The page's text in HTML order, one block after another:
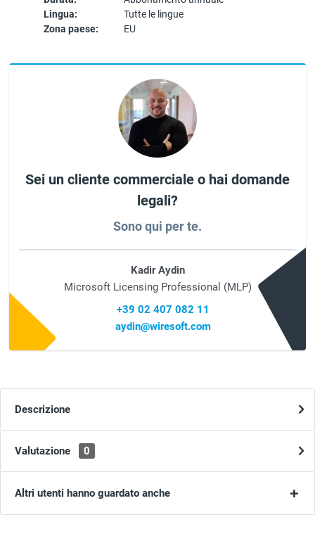
Lingua:
Tutte le lingue
Zona paese:
EU
Sei un cliente commerciale o hai domande
legali?
Sono qui per te.
Kadir Aydin
Microsoft Licensing Professional (MLP)
+39 02 407 082 11
aydin@wiresoft.com
Descrizione
Valutazione 0
Altri utenti hanno guardato anche